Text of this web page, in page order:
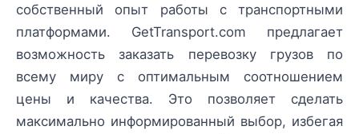
собственный опыт работы с транспортными
платформами. GetTransport.com предлагает
возможность заказать перевозку грузов по
всему миру с оптимальным соотношением
цены и качества. Это позволяет сделать
максимально информированный выбор, избегая